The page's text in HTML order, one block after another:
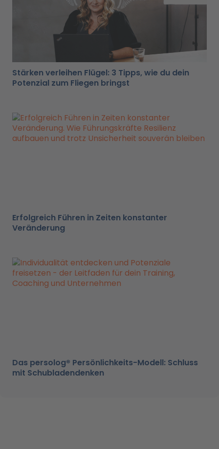
Stärken verleihen Flügel: 3 Tipps, wie du dein
Potenzial zum Fliegen bringst
Erfolgreich Führen in Zeiten konstanter
Veränderung
Das persolog® Persönlichkeits-Modell: Schluss
mit Schubladendenken